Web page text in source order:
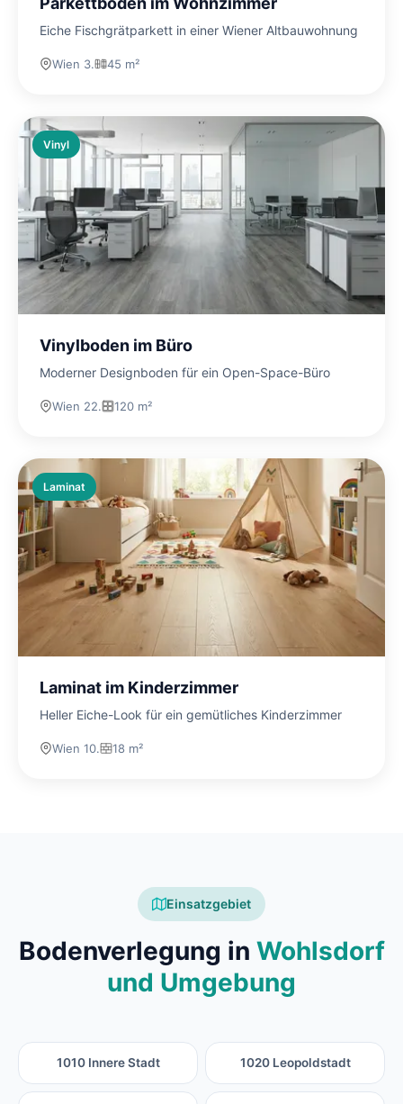
Eiche Fischgrätparkett in einer Wiener Altbauwohnung
Wien 3. 45 m²
Vinyl
Vinylboden im Büro
Moderner Designboden für ein Open-Space-Büro
Wien 22. 120 m²
Laminat
Laminat im Kinderzimmer
Heller Eiche-Look für ein gemütliches Kinderzimmer
Wien 10. 18 m²
Einsatzgebiet
Bodenverlegung in Wohlsdorf
und Umgebung
1010 Innere Stadt 1020 Leopoldstadt